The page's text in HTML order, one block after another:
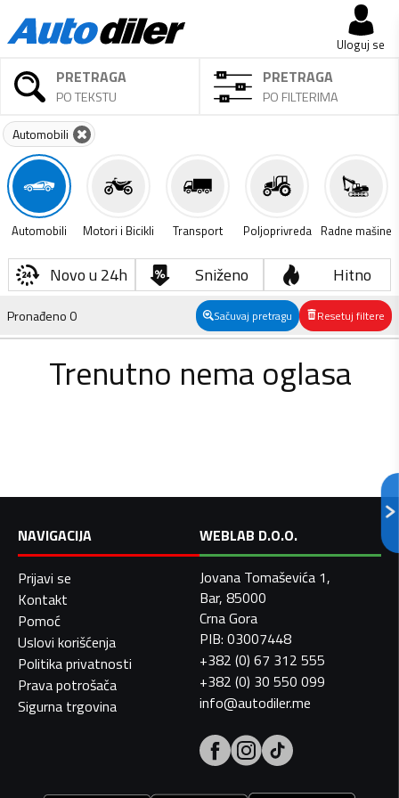
Uloguj se
PRETRAGA
PO TEKSTU
PRETRAGA
PO FILTERIMA
Automobili
Automobili Motori i Bicikli Transport Poljoprivreda Radne mašine
Novo u 24h Sniženo Hitno
Pronađeno0 Sačuvaj pretragu Resetuj filtere
Trenutno nema oglasa
NAVIGACIJA
Prijavi se
Kontakt
Pomoć
Uslovi korišćenja
Politika privatnosti
Prava potrošača
Sigurna trgovina
WEBLAB D.O.O.
Jovana Tomaševića 1,
Bar, 85000
Crna Gora
PIB: 03007448
+382 (0) 67 312 555
+382 (0) 30 550 099
info@autodiler.me